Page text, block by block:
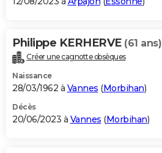
Philippe KERHERVE (61 ans)
Créer une cagnotte obsèques
Naissance
28/03/1962 à Vannes (Morbihan)
Décès
20/06/2023 à Vannes (Morbihan)